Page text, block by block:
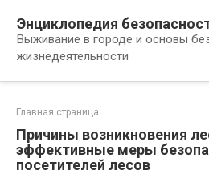
контенту
Энциклопедия
Выживание в городе и основы
жизнедеятельности
Главная страница
Причины возникновения
эффективные меры
посетителей лесов